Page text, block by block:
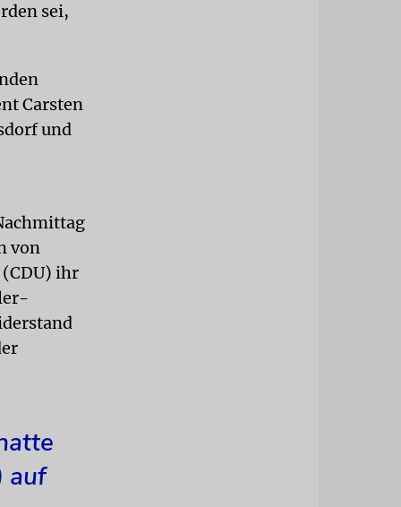
sei,
Carsten
und
von
ihr
auf